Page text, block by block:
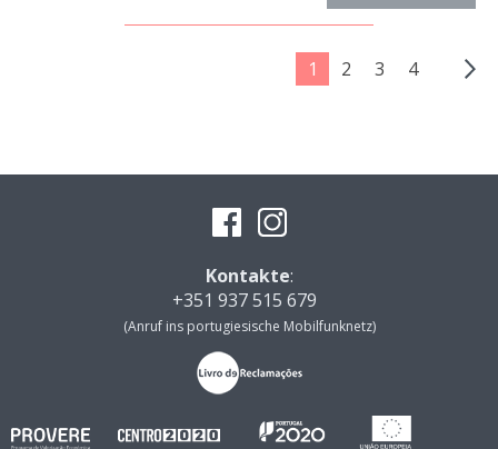
1 2 3 4
Kontakte:
+351 937 515 679
(Anruf ins portugiesische Mobilfunknetz)